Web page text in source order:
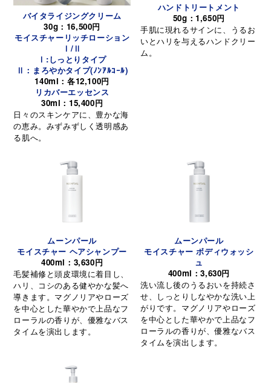
バイタライジングクリーム
30g：16,500円
モイスチャーリッチローション
Ⅰ/Ⅱ
Ⅰ:しっとりタイプ
Ⅱ：まろやかタイプ(ﾉﾝｱﾙｺｰﾙ)
140ml：各12,100円
リカバーエッセンス
30ml：15,400円
日々のスキンケアに、豊かな海
の恵み。みずみずしく透明感あ
る肌へ。
ハンドトリートメント
50g：1,650円
手肌に現れるサインに、うるお
いとハリを与えるハンドクリー
ム。
ムーンパール
モイスチャー ヘアシャンプー
400ml：3,630円
毛髪補修と頭皮環境に着目し、
ハリ、コシのある健やかな髪へ
導きます。マグノリアやローズ
を中心とした華やかで上品なフ
ローラルの香りが、優雅なバス
タイムを演出します。
ムーンパール
モイスチャー ボディウォッシ
ュ
400ml：3,630円
洗い流し後のうるおいを持続さ
せ、しっとりしなやかな洗い上
がりです。マグノリアやローズ
を中心とした華やかで上品なフ
ローラルの香りが、優雅なバス
タイムを演出します。